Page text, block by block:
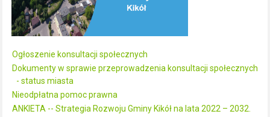
Ogłoszenie konsultacji społecznych
Dokumenty w sprawie przeprowadzenia konsultacji społecznych
- status miasta
Nieodpłatna pomoc prawna
ANKIETA -- Strategia Rozwoju Gminy Kikół na lata 2022 – 2032.